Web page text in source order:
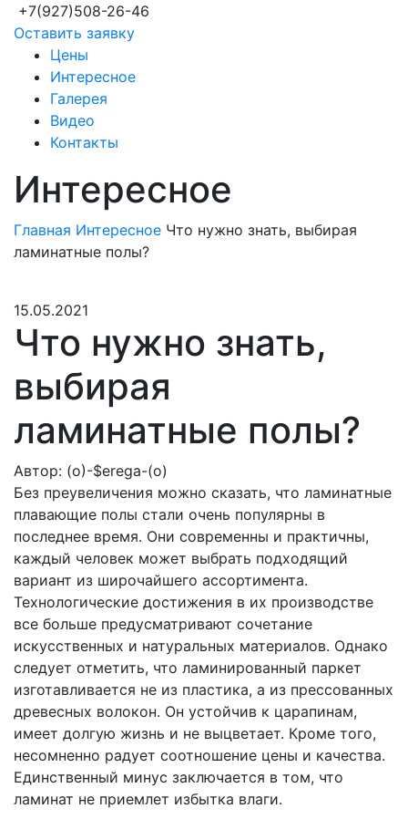
+7(927)508-26-46
Оставить заявку
Цены
Интересное
Галерея
Видео
Контакты
Интересное
Главная Интересное Что нужно знать, выбирая
ламинатные полы?
15.05.2021
Что нужно знать,
выбирая
ламинатные полы?
Автор: (o)-$erega-(o)
Без преувеличения можно сказать, что ламинатные
плавающие полы стали очень популярны в
последнее время. Они современны и практичны,
каждый человек может выбрать подходящий
вариант из широчайшего ассортимента.
Технологические достижения в их производстве
все больше предусматривают сочетание
искусственных и натуральных материалов. Однако
следует отметить, что ламинированный паркет
изготавливается не из пластика, а из прессованных
древесных волокон. Он устойчив к царапинам,
имеет долгую жизнь и не выцветает. Кроме того,
несомненно радует соотношение цены и качества.
Единственный минус заключается в том, что
ламинат не приемлет избытка влаги.